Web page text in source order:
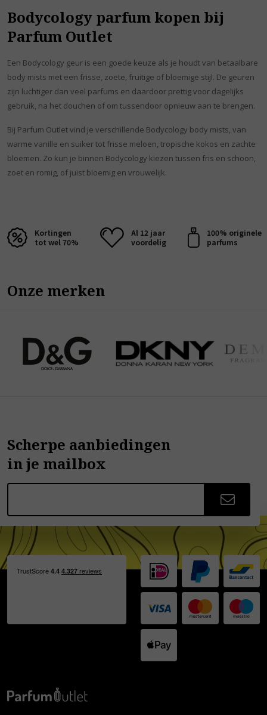
Bodycology parfum kopen bij
Parfum Outlet
Een Bodycology geur is een goede keuze als je houdt van betaalbare
body mists met een frisse, zoete, fruitige of bloemige stijl. De geuren
zijn luchtiger dan veel parfums en daardoor prettig voor dagelijks
gebruik, na het douchen of om tussendoor opnieuw aan te brengen.
Bij Parfum Outlet vind je verschillende Bodycology body mists, van
warme vanille en suiker tot frisse meloen, tropische kokos en zachte
bloemen. Zo kun je binnen Bodycology kiezen tussen fris en schoon,
zoet en romig, of juist bloemig en vrouwelijk.
Kortingen
tot wel 70%
Al 12 jaar
voordelig
100% originele
parfums
Onze merken
Scherpe aanbiedingen
in je mailbox